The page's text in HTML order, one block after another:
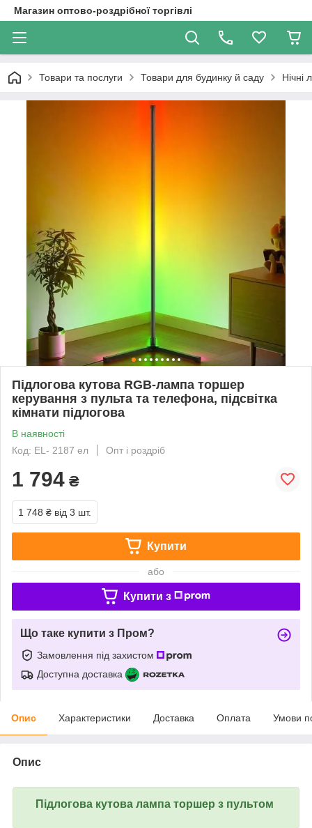
Магазин оптово-роздрібної торгівлі
Товари та послуги Товари для будинку й саду Нічні
Підлогова кутова RGB-лампа торшер
керування з пульта та телефона, підсвітка
кімнати підлогова
В наявності
Код: EL- 2187 ел
Опт і роздріб
1 794 ₴
1 748 ₴ від 3 шт.
Купити
або
Купити з
Що таке купити з Пром?
Замовлення під захистом
Доступна доставка
Опис Характеристики Доставка Оплата Умови
Опис
Підлогова кутова лампа торшер з пультом